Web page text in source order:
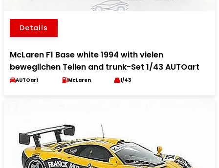
Details
McLaren F1 Base white 1994 with vielen
beweglichen Teilen and trunk-Set 1/43 AUTOart
AUTOart McLaren 1/43